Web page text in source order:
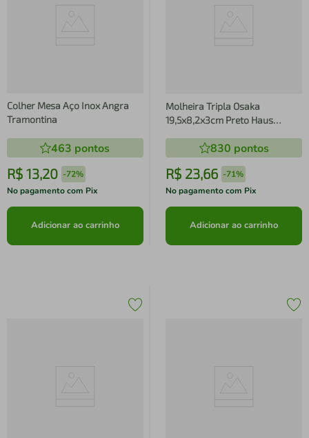
Colher Mesa Aço Inox Angra
Tramontina
463 pontos
R$ 13,20 -72%
No pagamento com Pix
Adicionar ao carrinho
Molheira Tripla Osaka
19,5x8,2x3cm Preto Haus
830 pontos
R$ 23,66 -71%
No pagamento com Pix
Adicionar ao carrinho